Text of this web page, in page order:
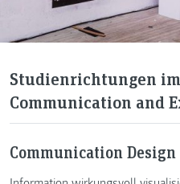
Studienrichtungen
Communication and
Communication Design